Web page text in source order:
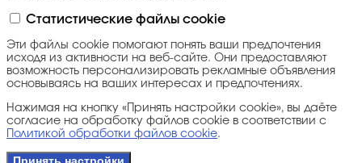
Статистические файлы cookie
Эти файлы cookie помогают понять ваши предпочтения
исходя из активности на веб-сайте. Они предоставляют
возможность персонализировать рекламные объявления
основываясь на ваших интересах и предпочтениях.
Нажимая на кнопку «Принять настройки cookie», вы даёте
согласие на обработку файлов cookie в соответствии с
Политикой обработки файлов cookie.